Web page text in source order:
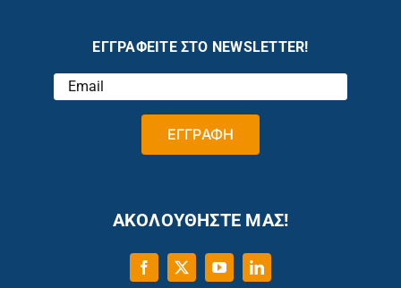
ΕΓΓΡΑΦΕΙΤΕ ΣΤΟ NEWSLETTER!
ΑΚΟΛΟΥΘΗΣΤΕ ΜΑΣ!